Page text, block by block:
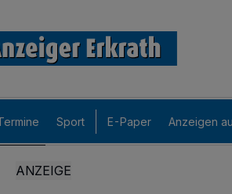
Sport E-Paper Anzeigen